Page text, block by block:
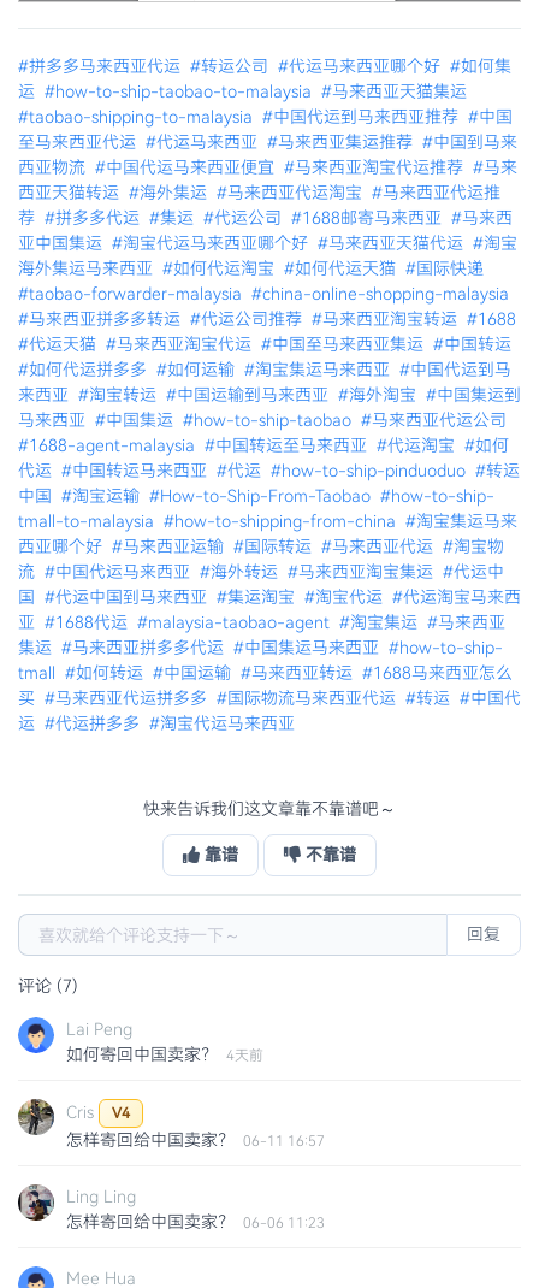
#拼多多马来西亚代运 #转运公司 #代运马来西亚哪个好 #如何集
运 #how-to-ship-taobao-to-malaysia #马来西亚天猫集运
#taobao-shipping-to-malaysia #中国代运到马来西亚推荐 #中国
至马来西亚代运 #代运马来西亚 #马来西亚集运推荐 #中国到马来
西亚物流 #中国代运马来西亚便宜 #马来西亚淘宝代运推荐 #马来
西亚天猫转运 #海外集运 #马来西亚代运淘宝 #马来西亚代运推
荐 #拼多多代运 #集运 #代运公司 #1688邮寄马来西亚 #马来西
亚中国集运 #淘宝代运马来西亚哪个好 #马来西亚天猫代运 #淘宝
海外集运马来西亚 #如何代运淘宝 #如何代运天猫 #国际快递
#taobao-forwarder-malaysia #china-online-shopping-malaysia
#马来西亚拼多多转运 #代运公司推荐 #马来西亚淘宝转运 #1688
#代运天猫 #马来西亚淘宝代运 #中国至马来西亚集运 #中国转运
#如何代运拼多多 #如何运输 #淘宝集运马来西亚 #中国代运到马
来西亚 #淘宝转运 #中国运输到马来西亚 #海外淘宝 #中国集运到
马来西亚 #中国集运 #how-to-ship-taobao #马来西亚代运公司
#1688-agent-malaysia #中国转运至马来西亚 #代运淘宝 #如何
代运 #中国转运马来西亚 #代运 #how-to-ship-pinduoduo #转运
中国 #淘宝运输 #How-to-Ship-From-Taobao #how-to-ship-
tmall-to-malaysia #how-to-shipping-from-china #淘宝集运马来
西亚哪个好 #马来西亚运输 #国际转运 #马来西亚代运 #淘宝物
流 #中国代运马来西亚 #海外转运 #马来西亚淘宝集运 #代运中
国 #代运中国到马来西亚 #集运淘宝 #淘宝代运 #代运淘宝马来西
亚 #1688代运 #malaysia-taobao-agent #淘宝集运 #马来西亚
集运 #马来西亚拼多多代运 #中国集运马来西亚 #how-to-ship-
tmall #如何转运 #中国运输 #马来西亚转运 #1688马来西亚怎么
买 #马来西亚代运拼多多 #国际物流马来西亚代运 #转运 #中国代
运 #代运拼多多 #淘宝代运马来西亚
快来告诉我们这文章靠不靠谱吧～
靠谱 不靠谱
回复
评论 (7)
Lai Peng
如何寄回中国卖家？
4天前
Cris V4
怎样寄回给中国卖家？ 06-11 16:57
Ling Ling
怎样寄回给中国卖家？
06-06 11:23
Mee Hua